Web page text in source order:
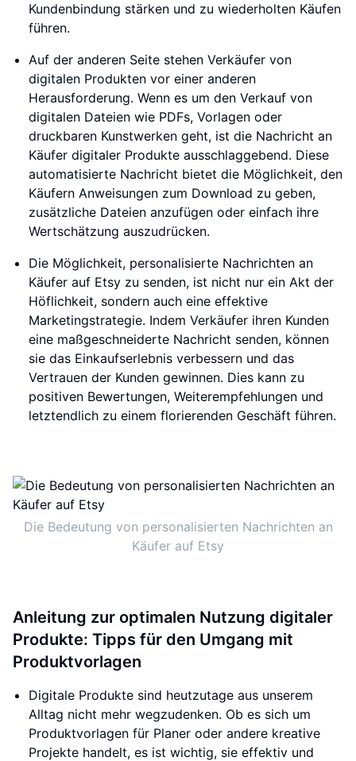
Kundenbindung stärken und zu wiederholten Käufen
führen.
Auf der anderen Seite stehen Verkäufer von
digitalen Produkten vor einer anderen
Herausforderung. Wenn es um den Verkauf von
digitalen Dateien wie PDFs, Vorlagen oder
druckbaren Kunstwerken geht, ist die Nachricht an
Käufer digitaler Produkte ausschlaggebend. Diese
automatisierte Nachricht bietet die Möglichkeit, den
Käufern Anweisungen zum Download zu geben,
zusätzliche Dateien anzufügen oder einfach ihre
Wertschätzung auszudrücken.
Die Möglichkeit, personalisierte Nachrichten an
Käufer auf Etsy zu senden, ist nicht nur ein Akt der
Höflichkeit, sondern auch eine effektive
Marketingstrategie. Indem Verkäufer ihren Kunden
eine maßgeschneiderte Nachricht senden, können
sie das Einkaufserlebnis verbessern und das
Vertrauen der Kunden gewinnen. Dies kann zu
positiven Bewertungen, Weiterempfehlungen und
letztendlich zu einem florierenden Geschäft führen.
Die Bedeutung von personalisierten Nachrichten an
Käufer auf Etsy
Anleitung zur optimalen Nutzung digitaler
Produkte: Tipps für den Umgang mit
Produktvorlagen
Digitale Produkte sind heutzutage aus unserem
Alltag nicht mehr wegzudenken. Ob es sich um
Produktvorlagen für Planer oder andere kreative
Projekte handelt, es ist wichtig, sie effektiv und